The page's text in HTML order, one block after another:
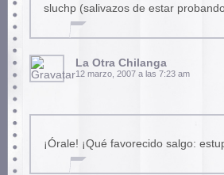
sluchp (salivazos de estar
La Otra Chilanga
12 marzo, 2007 a las 7:23 am
¡Órale! ¡Qué favorecido salgo: